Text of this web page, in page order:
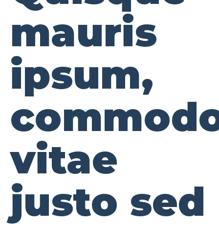
mauris
ipsum,
vitae
justo sed